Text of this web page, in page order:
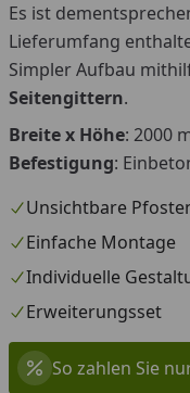
Es ist
Lieferumfang
Simpler Aufbau
Seitengittern.
Breite x Höhe: 2000
Befestigung:
Unsichtbare
Einfache Montage
Individuelle
Erweiterungsset
So zahlen Sie